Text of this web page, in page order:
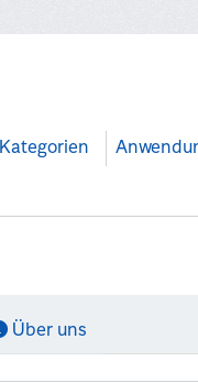
Kategorien
Über uns